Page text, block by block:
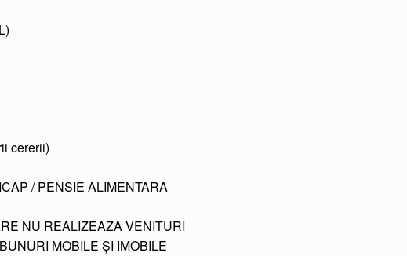
cererii)
/ PENSIE ALIMENTARA
NU REALIZEAZA VENITURI
MOBILE ȘI IMOBILE